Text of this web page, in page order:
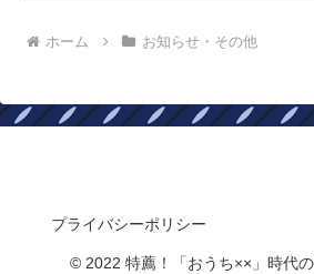
ホーム お知らせ・その他
プライバシーポリシー
© 2022 特薦！「おうち××」時代